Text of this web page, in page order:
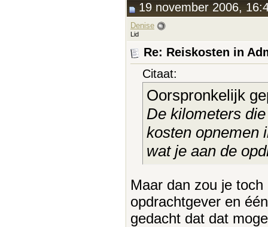
19 november 2006,
Denise
Lid
Re: Reiskosten in
Citaat:
Oorspronkelijk
De kilometers
kosten opnemen
wat je aan de
Maar dan zou je
opdrachtgever en
gedacht dat dat